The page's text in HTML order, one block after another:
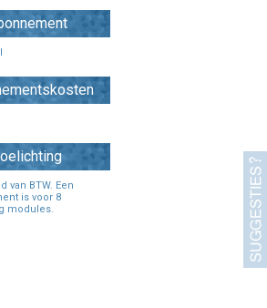
van BTW. Een
is voor 8
modules.